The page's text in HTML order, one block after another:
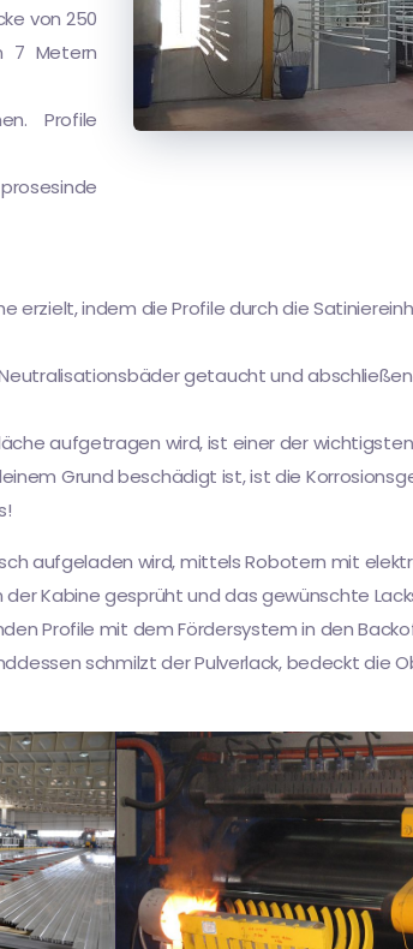
von 250
7 Metern
Profile
indem die Profile durch die
getaucht und
aufgetragen wird, ist einer der
Grund beschädigt ist, ist die
aufgeladen wird, mittels Robotern mit
Kabine gesprüht und das gewünschte
Profile mit dem Fördersystem in den
schmilzt der Pulverlack, bedeckt die